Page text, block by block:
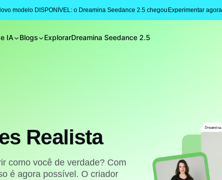
modelo DISPONÍVEL: o Dreamina Seedance 2.5 chegouExperimentar agora
IA Blogs ExplorarDreamina Seedance 2.5
Realista
como você de verdade? Com
é agora possível. O criador